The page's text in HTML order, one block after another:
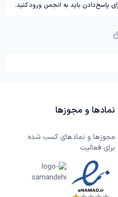
پاسخ‌دادن باید به انجمن ورود کنید.
نمادها و مجوزها
مجوزها و نمادهای کسب شده
برای فعالیت